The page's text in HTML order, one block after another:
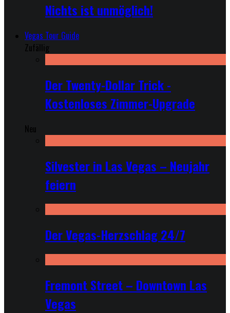
Nichts ist unmöglich!
Vegas Tour Guide
Zufällig
Der Twenty-Dollar Trick -
Kostenloses Zimmer-Upgrade
Neu
Silvester in Las Vegas – Neujahr
feiern
Der Vegas-Herzschlag 24/7
Fremont Street – Downtown Las
Vegas